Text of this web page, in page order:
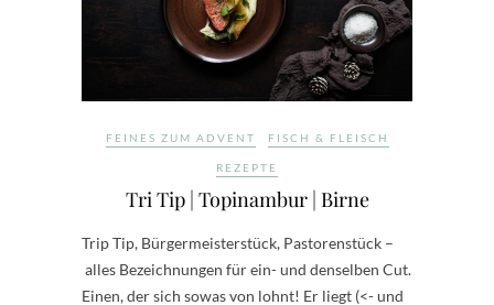
FEINES ZUM ADVENT FISCH & FLEISCH
REZEPTE
Tri Tip | Topinambur | Birne
Trip Tip, Bürgermeisterstück, Pastorenstück –
alles Bezeichnungen für ein- und denselben Cut.
Einen, der sich sowas von lohnt! Er liegt (<- und